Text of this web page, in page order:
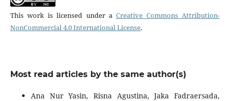
This work is licensed under a Creative Commons Attribution-
NonCommercial 4.0 International License.
Most read articles by the same author(s)
Ana Nur Yasin, Risna Agustina, Jaka Fadraersada,